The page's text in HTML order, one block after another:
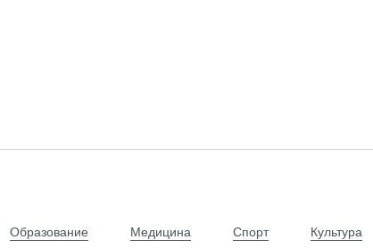
Образование Медицина Спорт Культура